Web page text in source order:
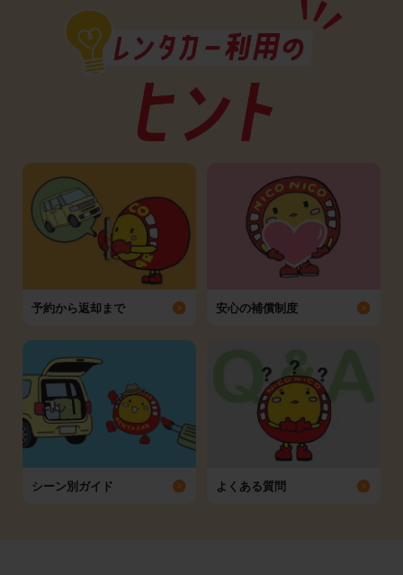
予約から返却まで 安心の補償制度
シーン別ガイド よくある質問